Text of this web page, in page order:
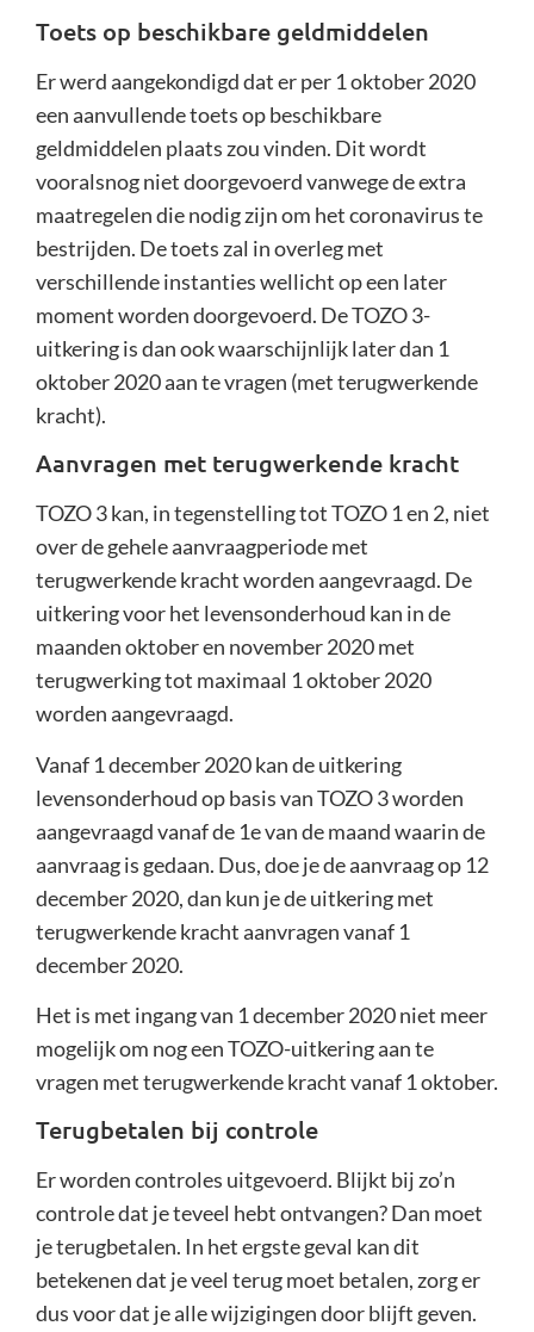
Toets op beschikbare geldmiddelen
Er werd aangekondigd dat er per 1 oktober 2020
een aanvullende toets op beschikbare
geldmiddelen plaats zou vinden. Dit wordt
vooralsnog niet doorgevoerd vanwege de extra
maatregelen die nodig zijn om het coronavirus te
bestrijden. De toets zal in overleg met
verschillende instanties wellicht op een later
moment worden doorgevoerd. De TOZO 3-
uitkering is dan ook waarschijnlijk later dan 1
oktober 2020 aan te vragen (met terugwerkende
kracht).
Aanvragen met terugwerkende kracht
TOZO 3 kan, in tegenstelling tot TOZO 1 en 2, niet
over de gehele aanvraagperiode met
terugwerkende kracht worden aangevraagd. De
uitkering voor het levensonderhoud kan in de
maanden oktober en november 2020 met
terugwerking tot maximaal 1 oktober 2020
worden aangevraagd.
Vanaf 1 december 2020 kan de uitkering
levensonderhoud op basis van TOZO 3 worden
aangevraagd vanaf de 1e van de maand waarin de
aanvraag is gedaan. Dus, doe je de aanvraag op 12
december 2020, dan kun je de uitkering met
terugwerkende kracht aanvragen vanaf 1
december 2020.
Het is met ingang van 1 december 2020 niet meer
mogelijk om nog een TOZO-uitkering aan te
vragen met terugwerkende kracht vanaf 1 oktober.
Terugbetalen bij controle
Er worden controles uitgevoerd. Blijkt bij zo’n
controle dat je teveel hebt ontvangen? Dan moet
je terugbetalen. In het ergste geval kan dit
betekenen dat je veel terug moet betalen, zorg er
dus voor dat je alle wijzigingen door blijft geven.